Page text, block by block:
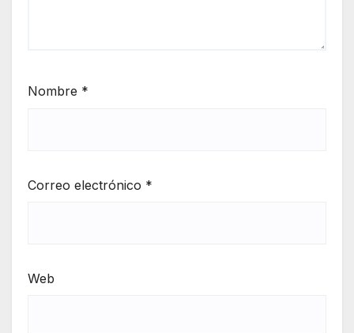
Nombre *
Correo electrónico *
Web